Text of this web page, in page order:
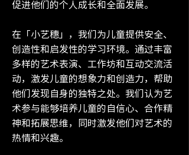
促进他们的个人成长和全面发展。
在「小艺穗」，我们为儿童提供安全、
创造性和启发性的学习环境。通过丰富
多样的艺术表演、工作坊和互动交流活
动，激发儿童的想象力和创造力，帮助
他们发现自身的独特之处。我们认为艺
术参与能够培养儿童的自信心、合作精
神和拓展思维，同时激发他们对艺术的
热情和兴趣。